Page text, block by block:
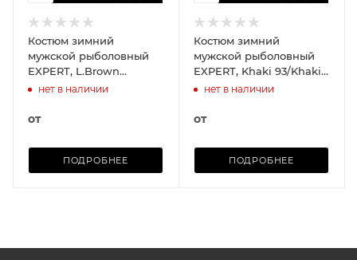
Костюм зимний
мужской рыболовный
EXPERT, L.Brown
21/D.Brown 22
нет в наличии
от
ПОДРОБНЕЕ
Костюм зимний
мужской рыболовный
EXPERT, Khaki 93/Khaki
139нет в наличии
от
ПОДРОБНЕЕ